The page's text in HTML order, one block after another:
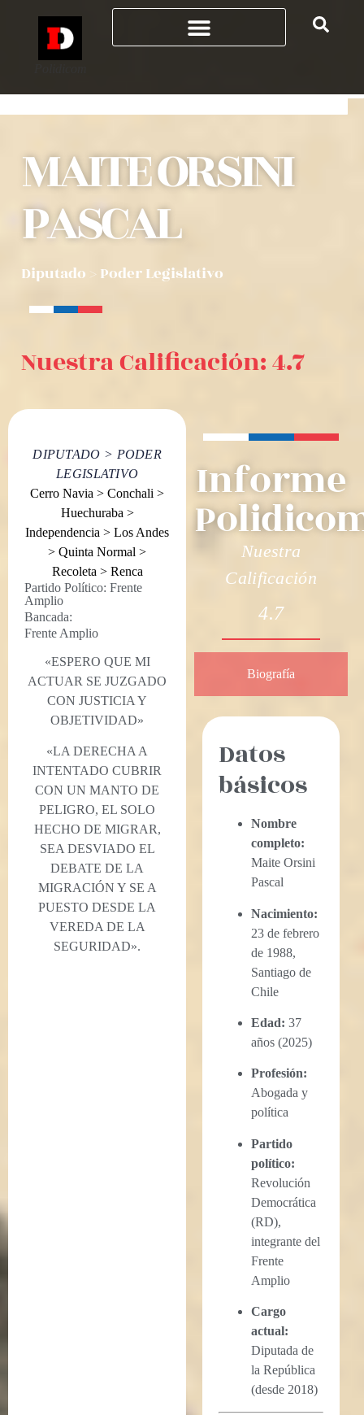
MAITE ORSINI
PASCAL
Diputado > Poder Legislativo
Nuestra Calificación: 4.7
DIPUTADO > PODER
LEGISLATIVO
Cerro Navia >Conchali >
Huechuraba >
Independencia >Los Andes
>Quinta Normal >
Recoleta > Renca
Partido Político: Frente
Amplio
Bancada:
Frente Amplio
«ESPERO QUE MI
ACTUAR SE JUZGADO
CON JUSTICIA Y
OBJETIVIDAD»
«LA DERECHA A
INTENTADO CUBRIR
CON UN MANTO DE
PELIGRO, EL SOLO
HECHO DE MIGRAR,
SEA DESVIADO EL
DEBATE DE LA
MIGRACIÓN Y SE A
PUESTO DESDE LA
VEREDA DE LA
SEGURIDAD».
Informe
Nuestra
Calificación
4.7
Biografía
Datos
básicos
Nombre
completo:
Maite Orsini
Pascal
Nacimiento:
23 de febrero
de 1988,
Santiago de
Chile
Edad: 37
años (2025)
Profesión:
Abogada y
política
Partido
político:
Revolución
Democrática
(RD),
integrante del
Frente
Amplio
Cargo
actual:
Diputada de
la República
(desde 2018)